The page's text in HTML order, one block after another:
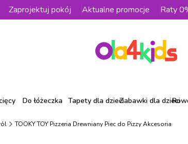
Zaprojektuj pokój Aktualne promocje Raty
Do łóżeczka Tapety dla dzieciZabawki dla dzieci
TOOKY TOY Pizzeria Drewniany Piec do Pizzy Akcesoria